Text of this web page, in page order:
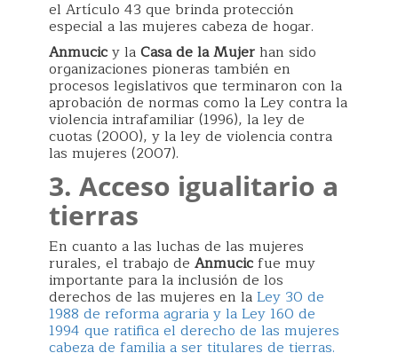
el Artículo 43 que brinda protección
especial a las mujeres cabeza de hogar.
Anmucicy laCasa de la Mujerhan sido
organizaciones pioneras también en
procesos legislativos que terminaron con la
aprobación de normas como la Ley contra la
violencia intrafamiliar (1996), la ley de
cuotas (2000), y la ley de violencia contra
las mujeres (2007).
3. Acceso igualitario a
tierras
En cuanto a las luchas de las mujeres
rurales, el trabajo de Anmucicfue muy
importante para la inclusión de los
derechos de las mujeres en laLey 30 de
1988 de reforma agraria y la Ley 160 de
1994 que ratifica el derecho de las mujeres
cabeza de familia a ser titulares de tierras.